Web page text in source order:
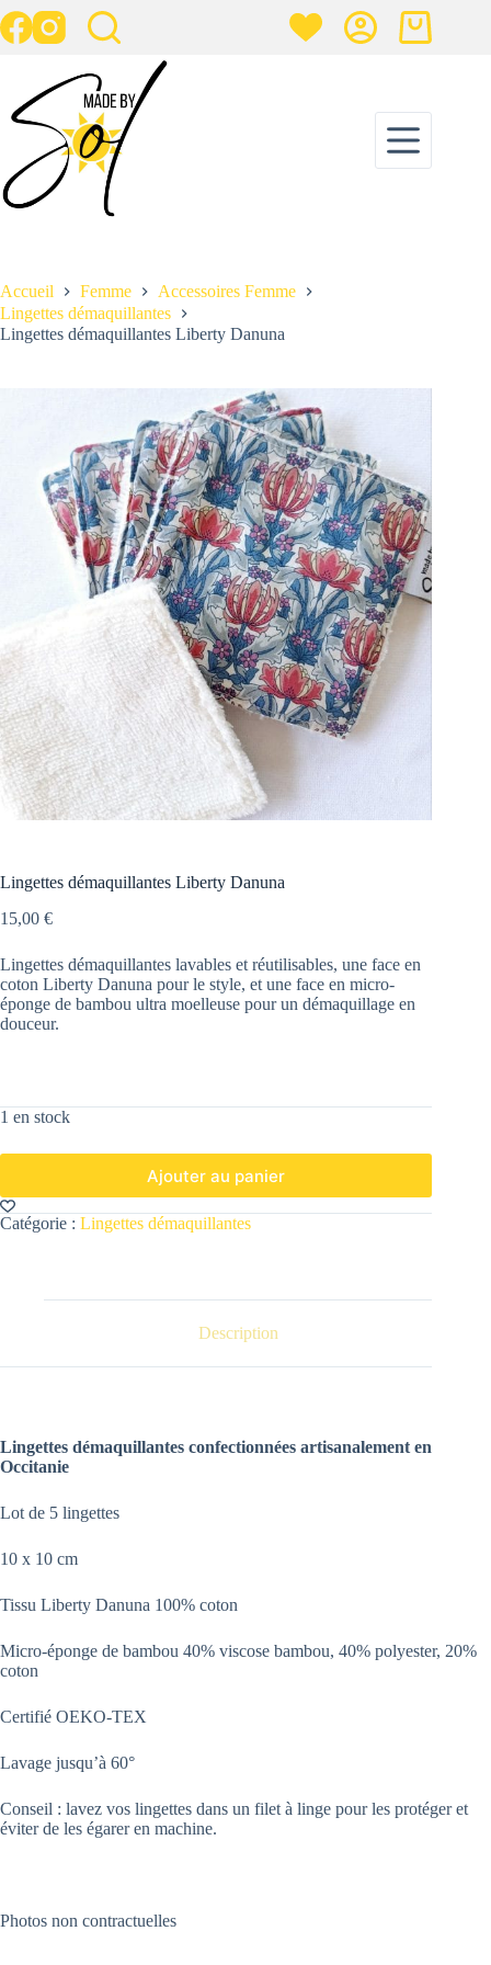
Passer
au
contenu
15,00 € 1 en stock
Ajouter au panier
Panier
Accueil Femme
Accessoires Femme
Lingettes démaquillantes
Lingettes démaquillantes Liberty Danuna
Lingettes démaquillantes Liberty Danuna
15,00 €
Lingettes démaquillantes lavables et réutilisables, une face en
coton Liberty Danuna pour le style, et une face en micro-
éponge de bambou ultra moelleuse pour un démaquillage en
douceur.
1 en stock
Ajouter au panier
Catégorie : Lingettes démaquillantes
Description
Lingettes démaquillantes confectionnées artisanalement en
Occitanie
Lot de 5 lingettes
10 x 10 cm
Tissu Liberty Danuna 100% coton
Micro-éponge de bambou 40% viscose bambou, 40% polyester, 20%
coton
Certifié OEKO-TEX
Lavage jusqu’à 60°
Conseil : lavez vos lingettes dans un filet à linge pour les protéger et
éviter de les égarer en machine.
Photos non contractuelles